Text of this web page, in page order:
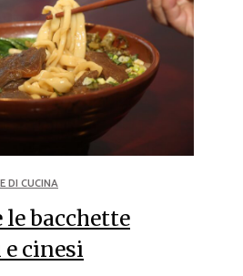
DI CUCINA
le bacchette
cinesi